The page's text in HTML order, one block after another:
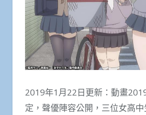
2019年1月22日更新：動畫
定，聲優陣容公開，三位女高